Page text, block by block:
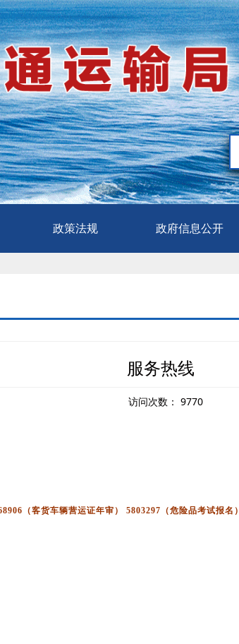
政策法规 政府信息公开
服务热线
访问次数： 9770
（客货车辆营运证年审） 5803297（危险品考试报名）